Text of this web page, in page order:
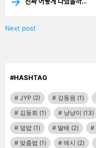
Next post
#HASHTAG
JYP (2) 강동원 (1)
김동희 (1) 냥냥이 (13)
덮밥 (1) 딸배 (2)
맞춤법 (1) 메시 (2)